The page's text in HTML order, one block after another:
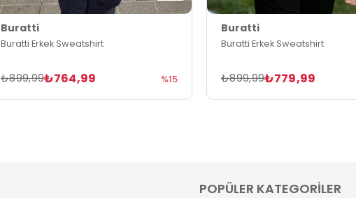
Buratti
Buratti Erkek Sweatshirt
₺764,99
₺899,99 %15
Buratti
Buratti Erkek Sweatshirt
₺779,99
₺899,99
POPÜLER KATEGORİLER